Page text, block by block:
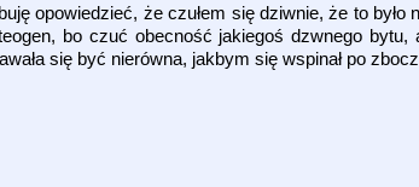
opowiedzieć, że czułem się dziwnie, że to
bo czuć obecność jakiegoś dzwnego bytu,
się być nierówna, jakbym się wspinał po